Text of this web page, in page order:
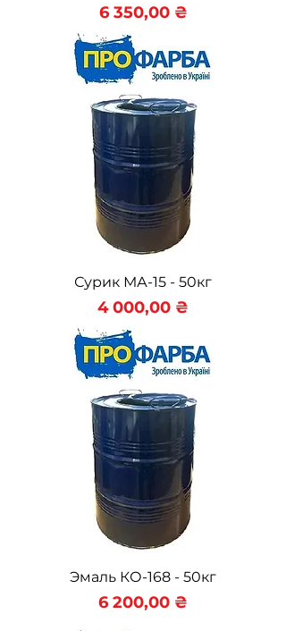
Цена
6 350,00 ₴
Сурик МА-15 - 50кг
Цена
4 000,00 ₴
Эмаль КО-168 - 50кг
Цена
6 200,00 ₴